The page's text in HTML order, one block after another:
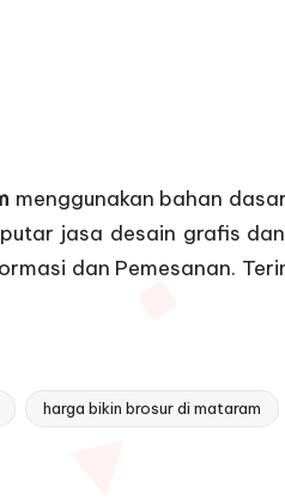
menggunakan bahan
jasa desain grafis
dan Pemesanan.
harga bikin brosur di mataram